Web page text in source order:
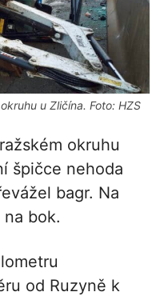
u Zličína. Foto: HZS
okruhu
špičce nehoda
bagr. Na
bok.
od Ruzyně k